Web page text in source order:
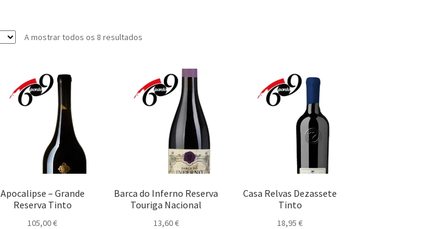
A mostrar todos os 8 resultados
Apocalipse – Grande
Reserva Tinto
105,00€
Barca do Inferno Reserva
Touriga Nacional
13,60€
Casa Relvas Dezassete
Tinto
18,95€